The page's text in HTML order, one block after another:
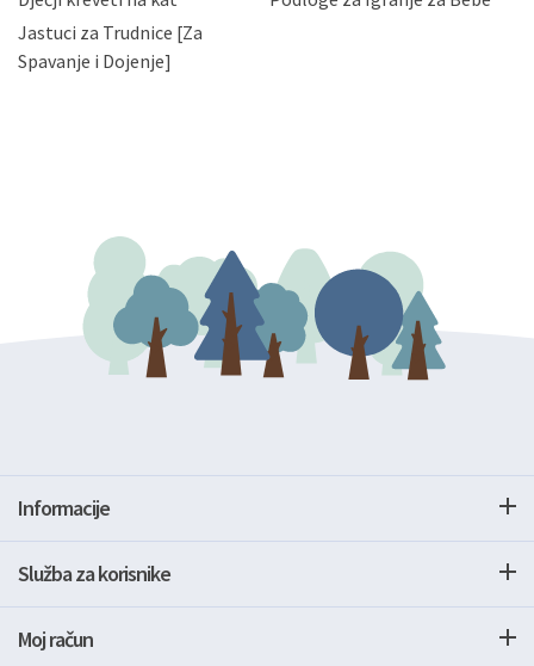
zatražiti prestanak aktivnosti obrade Vaših osobnih
podataka. Opoziv privole možete podnijeti poštom na
gore navedenu adresu ili e-mailom na adresu:
Jastuci za Trudnice [Za
Spavanje i Dojenje]
Informacije
Služba za korisnike
Moj račun